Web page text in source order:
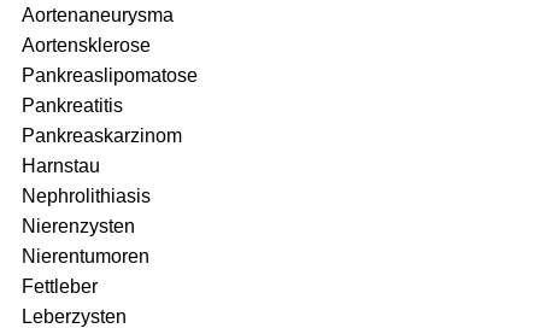
Aortenaneurysma
Aortensklerose
Pankreaslipomatose
Pankreatitis
Pankreaskarzinom
Harnstau
Nephrolithiasis
Nierenzysten
Nierentumoren
Fettleber
Leberzysten